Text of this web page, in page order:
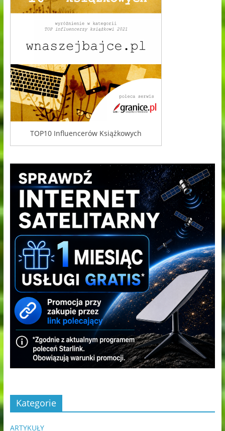
TOP10 Influencerów Książkowych
Kategorie
ARTYKUŁY